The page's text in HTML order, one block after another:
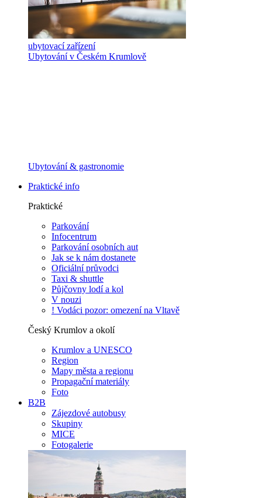
ubytovací zařízení
Ubytování v Českém Krumlově
Ubytování & gastronomie
Praktické info
Praktické
Parkování
Infocentrum
Parkování osobních aut
Jak se k nám dostanete
Oficiální průvodci
Taxi & shuttle
Půjčovny lodí a kol
V nouzi
! Vodáci pozor: omezení na Vltavě
Český Krumlov a okolí
Krumlov a UNESCO
Region
Mapy města a regionu
Propagační materiály
Foto
B2B
Zájezdové autobusy
Skupiny
MICE
Fotogalerie